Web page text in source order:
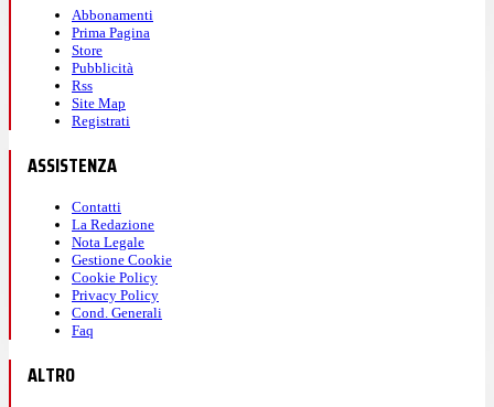
Abbonamenti
Prima Pagina
Store
Pubblicità
Rss
Site Map
Registrati
ASSISTENZA
Contatti
La Redazione
Nota Legale
Gestione Cookie
Cookie Policy
Privacy Policy
Cond. Generali
Faq
ALTRO